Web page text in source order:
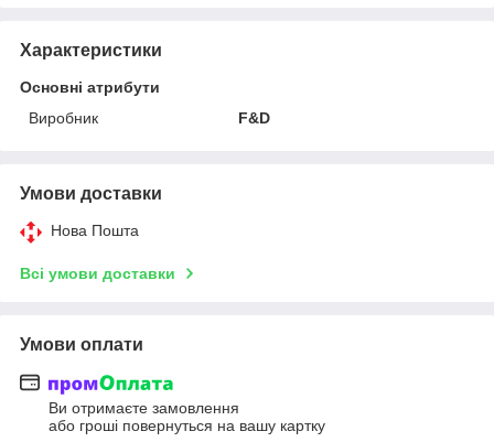
Характеристики
Основні атрибути
Виробник
F&D
Умови доставки
Нова Пошта
Всі умови доставки
Умови оплати
Ви отримаєте замовлення
або гроші повернуться на вашу картку